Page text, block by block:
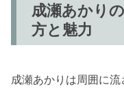
成瀬あかり
方と魅力
成瀬あかりは周囲に